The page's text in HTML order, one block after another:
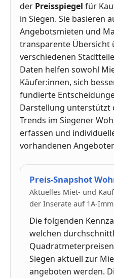
der Preisspiegel für
in Siegen. Sie basieren
Angebotsmieten und
transparente Übersicht
verschiedenen
Daten helfen sowohl
Käufer:innen, sich
fundierte
Darstellung unterstützt
Trends im Siegener
erfassen und
vorhandenen
Preis-Snapshot
Aktuelles Miet- und
der Inserate auf 1A-
Die folgenden
welchen
Siegen aktuell zur
angeboten werden.